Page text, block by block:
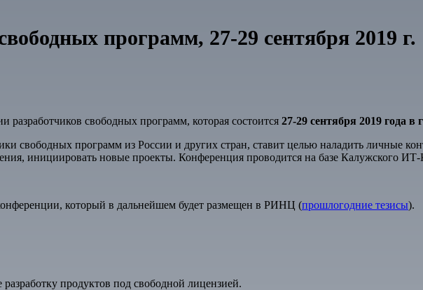
программ, 27-29 сентября 2019 г.
разработчиков свободных программ, которая состоится 27-29 сентября 2019 года в
свободных программ из России и других стран, ставит целью наладить личные
инициировать новые проекты. Конференция проводится на базе Калужского ИТ-
который в дальнейшем будет размещен в РИНЦ (прошлогодние тезисы).
продуктов под свободной лицензией.